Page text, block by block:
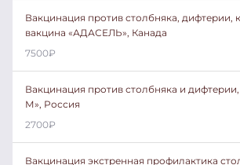
Вакцинация против столбняка, дифтерии,
вакцина «АДАСЕЛЬ», Канада
7500₽
Вакцинация против столбняка и
М», Россия
2700₽
Вакцинация экстренная профилактика